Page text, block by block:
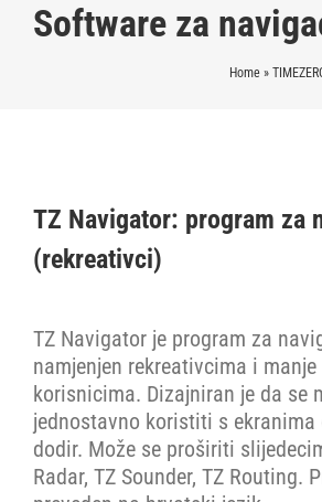
Nadzor pomorskog prometa
Stranica proizvođača
Software za
Home »
TZ Navigator: program za
(rekreativci)
TZ Navigator je program za
namjenjen rekreativcima i
korisnicima. Dizajniran je da se
jednostavno koristiti s
dodir. Može se proširiti
Radar, TZ Sounder, TZ Routing.